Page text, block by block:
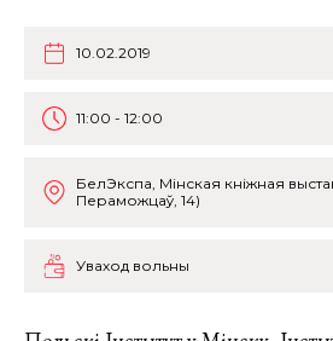
10.02.2019
11:00 - 12:00
БелЭкспа, Мінская кніжная
Пераможцаў, 14)
Уваход вольны